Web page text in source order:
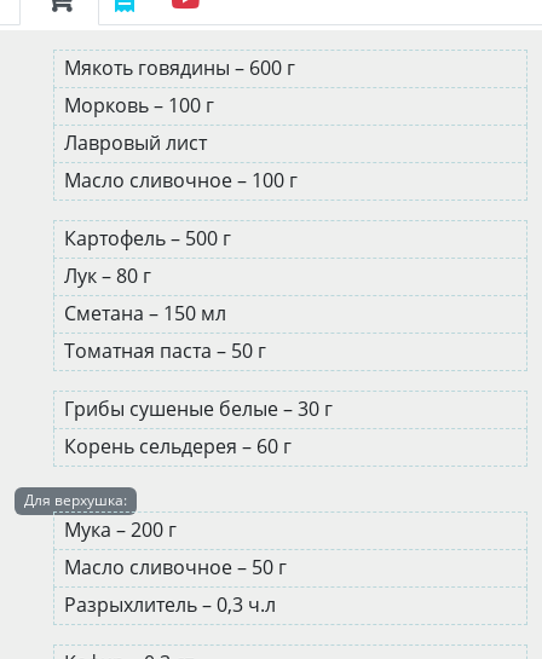
Мякоть говядины – 600 г
Морковь – 100 г
Лавровый лист
Масло сливочное – 100 г
Картофель – 500 г
Лук – 80 г
Сметана – 150 мл
Томатная паста – 50 г
Грибы сушеные белые – 30 г
Корень сельдерея – 60 г
Для верхушка:
Мука – 200 г
Масло сливочное – 50 г
Разрыхлитель – 0,3 ч.л